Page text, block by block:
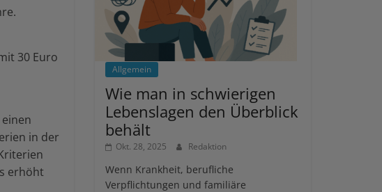
30 Euro
in der
erhöht
Allgemein
Wie man in schwierigen
Lebenslagen den Überblick
behält
Okt. 28, 2025 Redaktion
Wenn Krankheit, berufliche
Verpflichtungen und familiäre